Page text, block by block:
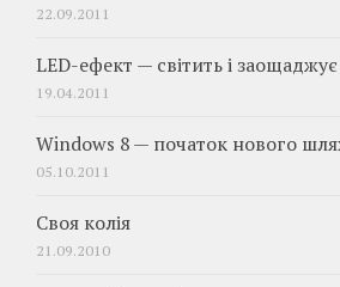
22.09.2011
LED-ефект — світить і заощаджує
19.04.2011
Windows 8 — початок нового
05.10.2011
Своя колія
21.09.2010